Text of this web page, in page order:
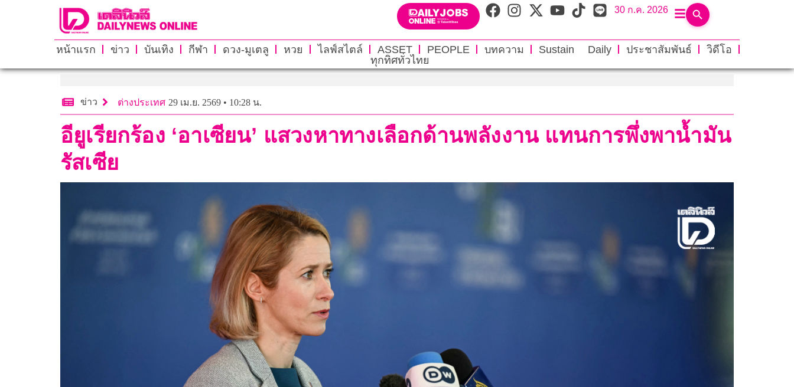
30 ก.ค. 2026
หน้าแรก ข่าว บันเทิง กีฬา ดวง-มูเตลู หวย ไลฟ์สไตล์ ASSET PEOPLE บทความ Sustain Daily ประชาสัมพันธ์
วิดีโอ
ทุกทิศทั่วไทย
ข่าว ต่างประเทศ 29 เม.ย. 2569 • 10:28 น.
อียูเรียกร้อง ‘อาเซียน’ แสวงหาทางเลือกด้านพลังงาน แทนการพึ่งพาน้ำมัน
รัสเซีย